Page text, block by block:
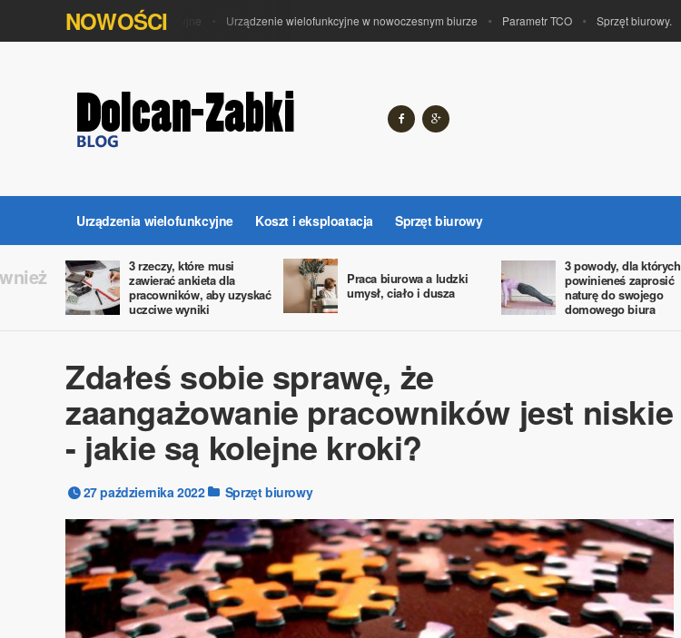
NOWOŚCI
Urządzenia wielofunkcyjne Urządzenie wielofunkcyjne w nowoczesnym biurze Parametr TCO Sprzęt biurowy.
Urządzenia wielofunkcyjne Koszt i eksploatacja Sprzęt biurowy
3 rzeczy, które musi
zawierać ankieta dla
pracowników, aby uzyskać
uczciwe wyniki
Praca biurowa a ludzki
umysł, ciało i dusza
3 powody, dla których
powinieneś zaprosić
naturę do swojego
domowego biura
Zdałeś sobie sprawę, że
zaangażowanie pracowników jest niskie
- jakie są kolejne kroki?
27 października 2022 Sprzęt biurowy